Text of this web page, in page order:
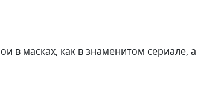
в масках, как в знаменитом сериале, а